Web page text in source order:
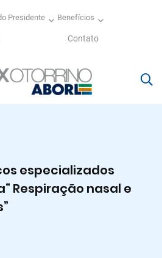
Presidente Benefícios
Contato
especializados
Respiração nasal e